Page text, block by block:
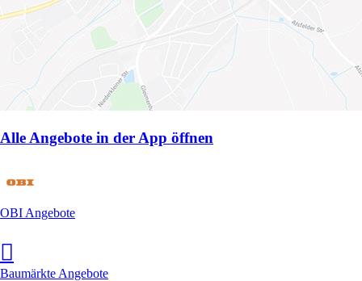
Alle Angebote in der App öffnen
OBI Angebote
Baumärkte Angebote